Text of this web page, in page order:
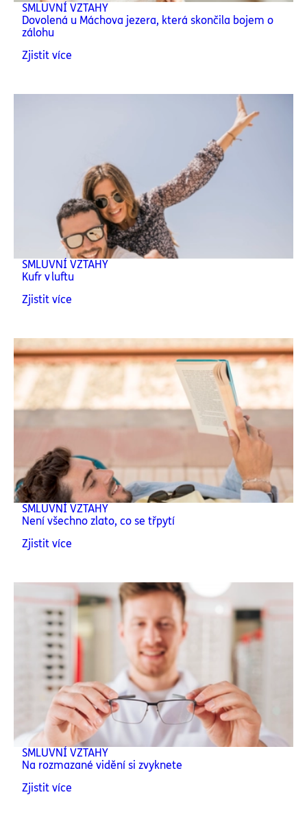
SMLUVNÍ VZTAHY
Dovolená u Máchova jezera, která skončila bojem o
zálohu
Zjistit více
SMLUVNÍ VZTAHY
Kufr v luftu
Zjistit více
SMLUVNÍ VZTAHY
Není všechno zlato, co se třpytí
Zjistit více
SMLUVNÍ VZTAHY
Na rozmazané vidění si zvyknete
Zjistit více